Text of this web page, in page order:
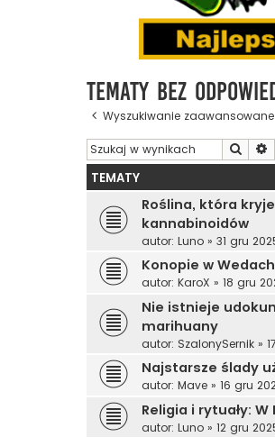
Tematy bez
Wyszukiwanie zaawansowane
Szukaj
TEMATY
Roślina, która
kannabinoidów
autor: Luno » 31 gru
Konopie w
autor: KaroX » 18 gru
Nie istnieje
marihuany
autor: SzalonySernik »
Najstarsze ślady
autor: Mave » 16 gru
Religia i rytuały:
autor: Luno » 12 gru